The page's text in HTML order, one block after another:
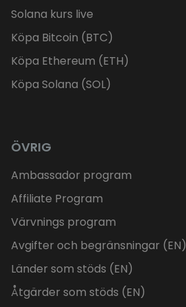
Solana kurs live
Köpa Bitcoin (BTC)
Köpa Ethereum (ETH)
Köpa Solana (SOL)
ÖVRIG
Ambassador program
Affiliate Program
Värvnings program
Avgifter och begränsningar (EN)
Länder som stöds (EN)
Åtgärder som stöds (EN)